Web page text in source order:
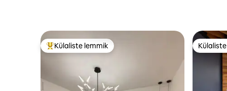
Külaliste suur lemmik
Külaliste lemmik